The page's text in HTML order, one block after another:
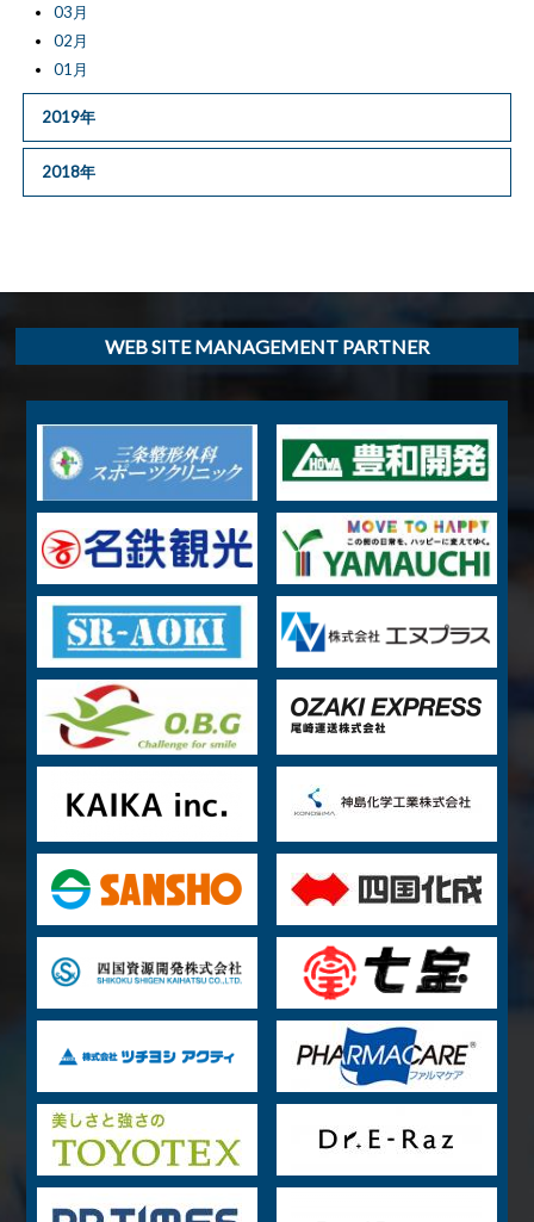
03月
02月
01月
2019年
2018年
WEB SITE MANAGEMENT PARTNER